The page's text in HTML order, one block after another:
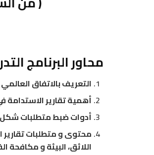
محاور البرنامج
التعريف بالاتفاق
أهمية تقارير الاستدامة
أدوات ضبط متطلبات شكل
محتوى و متطلبات تقارير
اللائق، البيئة و مكافحة